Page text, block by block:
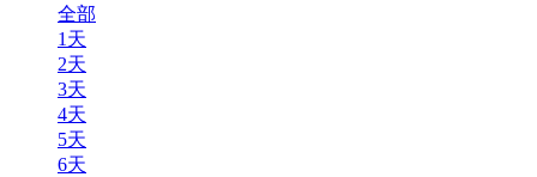
全部
1天
2天
3天
4天
5天
6天